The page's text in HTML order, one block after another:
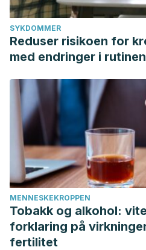
SYKDOMMER
Reduser risikoen for
med endringer i
MENNESKEKROPPEN
Tobakk og alkohol:
forklaring på
fertilitet